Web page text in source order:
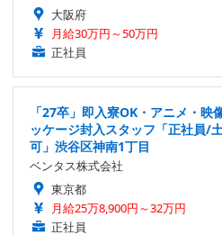
大阪府
月給30万円～50万円
正社員
「27卒」即入寮OK・アニメ・
ッケージ封入スタッフ「正社員/
可」渋谷区神南1丁目
ベンタス株式会社
東京都
月給25万8,900円～32万円
正社員